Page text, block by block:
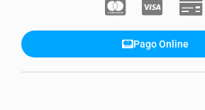
Pago Online